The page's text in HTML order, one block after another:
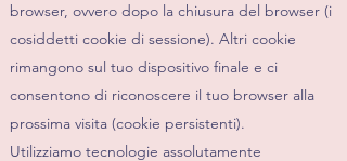
browser, ovvero dopo la chiusura del browser (i
cosiddetti cookie di sessione). Altri cookie
rimangono sul tuo dispositivo finale e ci
consentono di riconoscere il tuo browser alla
prossima visita (cookie persistenti).
Utilizziamo tecnologie assolutamente